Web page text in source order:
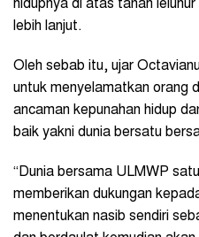
hidupnya di atas tanah
lebih lanjut.
Oleh sebab itu, ujar
untuk menyelamatkan orang
ancaman kepunahan hidup
baik yakni dunia bersatu
“Dunia bersama ULMWP
memberikan dukungan
menentukan nasib sendiri